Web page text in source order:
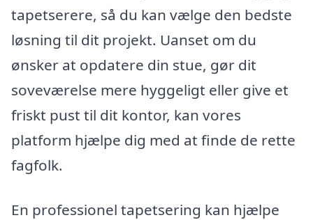
tapetserere, så du kan vælge den bedste
løsning til dit projekt. Uanset om du
ønsker at opdatere din stue, gør dit
soveværelse mere hyggeligt eller give et
friskt pust til dit kontor, kan vores
platform hjælpe dig med at finde de rette
fagfolk.
En professionel tapetsering kan hjælpe